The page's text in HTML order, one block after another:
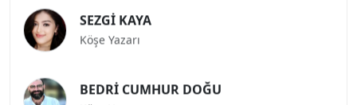
Köşe Yazarı
BEDRİ CUMHUR DOĞU
Köşe Yazarı